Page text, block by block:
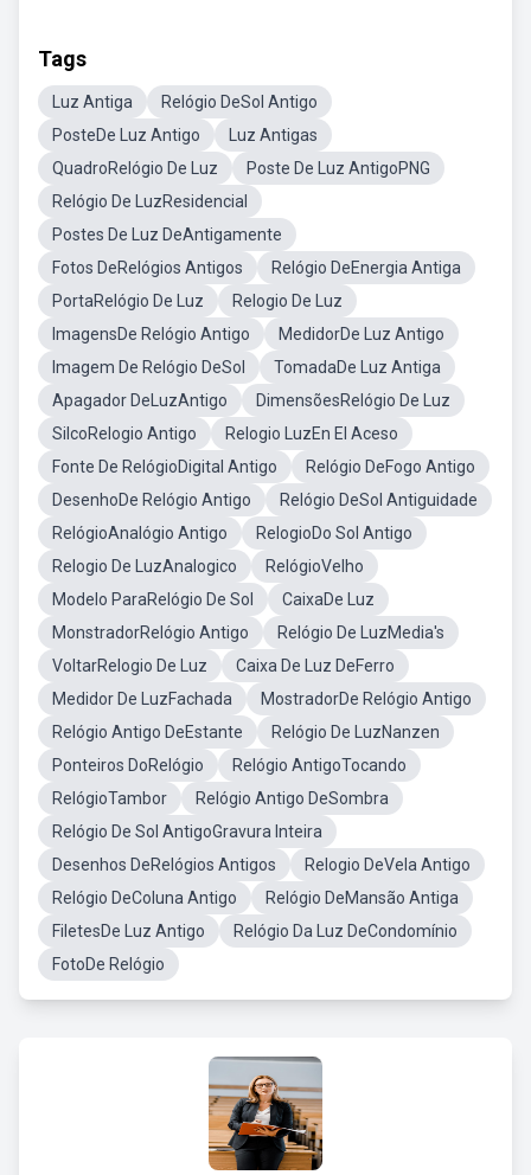
Tags
Luz Antiga
Relógio DeSol Antigo
PosteDe Luz Antigo
Luz Antigas
QuadroRelógio De Luz
Poste De Luz AntigoPNG
Relógio De LuzResidencial
Postes De Luz DeAntigamente
Fotos DeRelógios Antigos
Relógio DeEnergia Antiga
PortaRelógio De Luz
Relogio De Luz
ImagensDe Relógio Antigo
MedidorDe Luz Antigo
Imagem De Relógio DeSol
TomadaDe Luz Antiga
Apagador DeLuzAntigo
DimensõesRelógio De Luz
SilcoRelogio Antigo
Relogio LuzEn El Aceso
Fonte De RelógioDigital Antigo
Relógio DeFogo Antigo
DesenhoDe Relógio Antigo
Relógio DeSol Antiguidade
RelógioAnalógio Antigo
RelogioDo Sol Antigo
Relogio De LuzAnalogico
RelógioVelho
Modelo ParaRelógio De Sol
CaixaDe Luz
MonstradorRelógio Antigo
Relógio De LuzMedia's
VoltarRelogio De Luz
Caixa De Luz DeFerro
Medidor De LuzFachada
MostradorDe Relógio Antigo
Relógio Antigo DeEstante
Relógio De LuzNanzen
Ponteiros DoRelógio
Relógio AntigoTocando
RelógioTambor
Relógio Antigo DeSombra
Relógio De Sol AntigoGravura Inteira
Desenhos DeRelógios Antigos
Relogio DeVela Antigo
Relógio DeColuna Antigo
Relógio DeMansão Antiga
FiletesDe Luz Antigo
Relógio Da Luz DeCondomínio
FotoDe Relógio